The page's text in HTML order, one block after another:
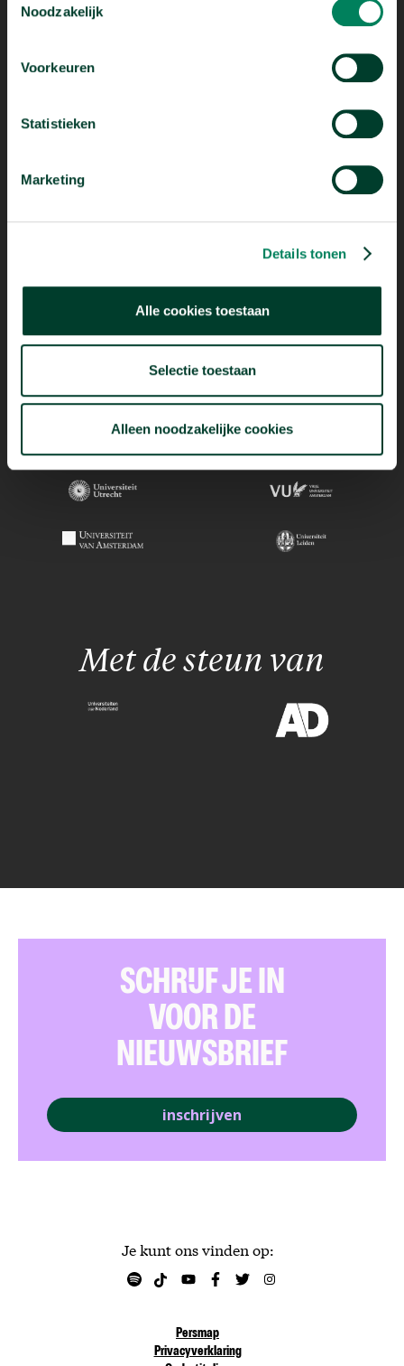
Noodzakelijk
Voorkeuren
Statistieken
Marketing
Details tonen
Alle cookies toestaan
Selectie toestaan
Alleen noodzakelijke cookies
Mogelijk dankzij
Met de steun van
Je kunt ons vinden op:
Persmap
Privacyverklaring
SCHRIJF JE IN
VOOR DE
NIEUWSBRIEF
inschrijven